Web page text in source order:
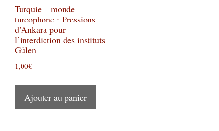
Turquie – monde
turcophone : Pressions
d’Ankara pour
l’interdiction des instituts
Gülen
1,00€
Ajouter au panier